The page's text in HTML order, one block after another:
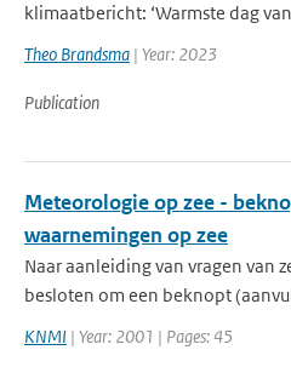
klimaatbericht: ‘Warmste dag
Theo Brandsma | Year: 2023
Publication
Meteorologie op zee -
waarnemingen op zee
Naar aanleiding van vragen van
besloten om een beknopt
KNMI | Year: 2001 | Pages: 45